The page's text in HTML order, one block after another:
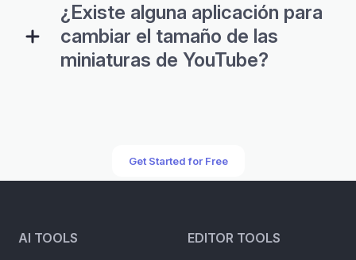
¿Existe alguna aplicación para
cambiar el tamaño de las
miniaturas de YouTube?
Get Started for Free
AI TOOLS EDITOR TOOLS